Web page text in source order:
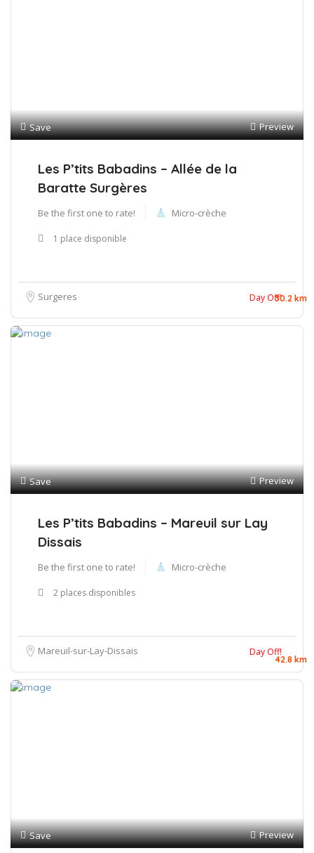
Save Preview
Les P’tits Babadins – Allée de la
Baratte Surgères
Be the first one to rate! Micro-crèche
1 place disponible
Surgeres Day Off!30.2 km
Save Preview
Les P’tits Babadins – Mareuil sur Lay
Dissais
Be the first one to rate! Micro-crèche
2 places disponibles
Mareuil-sur-Lay-Dissais Day Off!
42.8 km
Save Preview